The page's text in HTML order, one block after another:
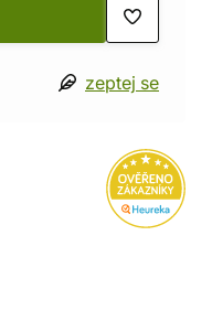
zeptej se